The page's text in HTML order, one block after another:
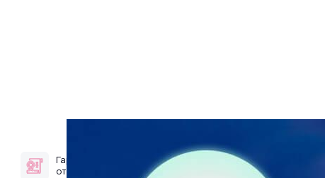
Гарантия качества
от брендов
Доставка по
всей России